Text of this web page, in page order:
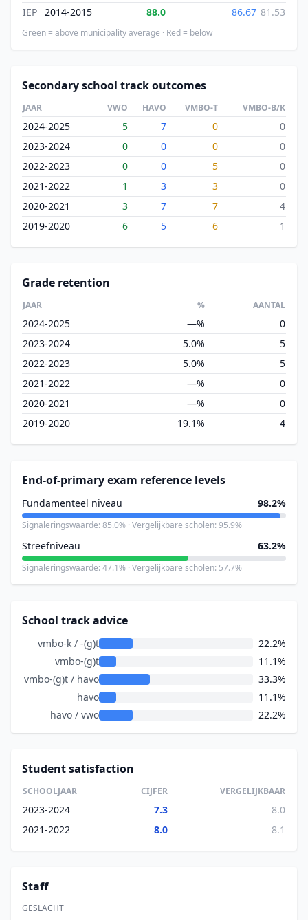
IEP 2014-2015 88.0 86.67 81.53
Green = above municipality average · Red = below
Secondary school track outcomes
JAAR VWO HAVO VMBO-T VMBO-B/K
2024-2025 5 7 0
0
2023-2024
0 0 0
0
2022-2023
0 0 5
0
2021-2022
1 3 3
0
2020-2021
3 7 7
4
2019-2020
6 5 6 1
Grade retention
JAAR % AANTAL
2024-2025 —%
0
2023-2024
5.0%
5
2022-2023
5.0%
5
2021-2022
—%
0
2020-2021
—%
0
2019-2020
19.1% 4
End-of-primary exam reference levels
Fundamenteel niveau 98.2%
Signaleringswaarde: 85.0% · Vergelijkbare scholen: 95.9%
Streefniveau 63.2%
Signaleringswaarde: 47.1% · Vergelijkbare scholen: 57.7%
School track advice
vmbo-k / -(g)t
22.2%
vmbo-(g)t
11.1%
vmbo-(g)t / havo
33.3%
havo
11.1%
havo / vwo
22.2%
Student satisfaction
SCHOOLJAAR CIJFER VERGELIJKBAAR
2023-2024 7.3
8.0
2021-2022
8.0 8.1
Staff
GESLACHT